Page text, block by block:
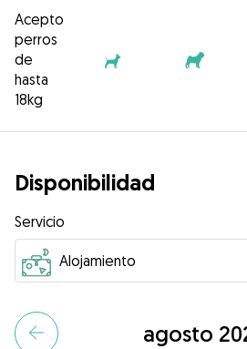
Acepto
perros
de
hasta
18kg
Disponibilidad
Servicio
agosto